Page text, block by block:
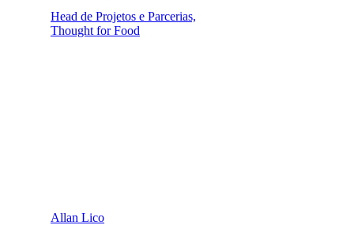
Head de Projetos e Parcerias,
Thought for Food
Allan Lico